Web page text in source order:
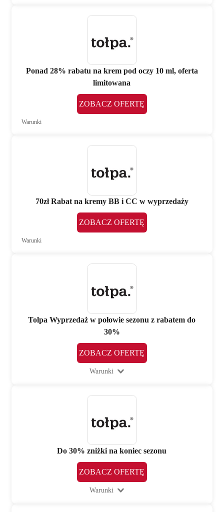
Ponad 28% rabatu na krem pod oczy 10 ml, oferta
limitowana
ZOBACZ OFERTĘ
Warunki
70zł Rabat na kremy BB i CC w wyprzedaży
ZOBACZ OFERTĘ
Warunki
Tolpa Wyprzedaż w połowie sezonu z rabatem do
30%
ZOBACZ OFERTĘ
Warunki
Do 30% zniżki na koniec sezonu
ZOBACZ OFERTĘ
Warunki